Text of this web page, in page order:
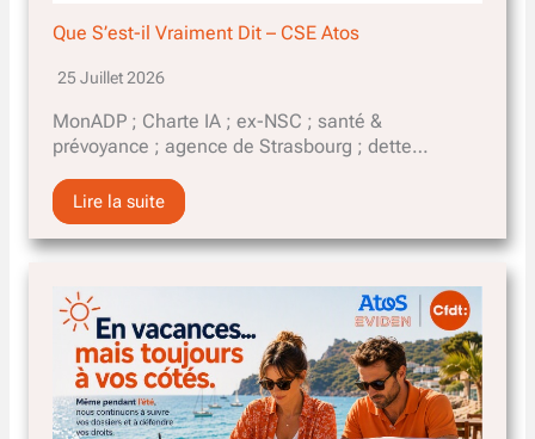
Que S’est-il Vraiment Dit – CSE Atos
25 Juillet 2026
MonADP ; Charte IA ; ex-NSC ; santé &
prévoyance ; agence de Strasbourg ; dette…
Lire la suite